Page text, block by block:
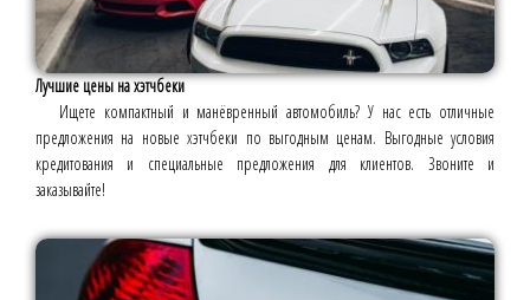
Лучшие цены на хэтчбеки
Ищете компактный и манёвренный автомобиль? У нас есть отличные
предложения на новые хэтчбеки по выгодным ценам. Выгодные условия
кредитования и специальные предложения для клиентов. Звоните и
заказывайте!